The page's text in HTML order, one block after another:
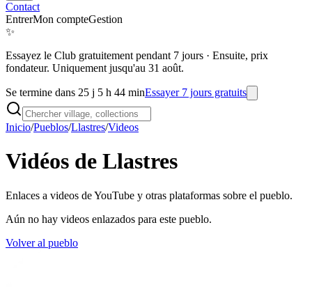
Contact
EntrerMon compteGestion
✨
Essayez le Club gratuitement pendant 7 jours · Ensuite, prix
fondateur. Uniquement jusqu'au 31 août.
Se termine dans 25 j 5 h 44 minEssayer 7 jours gratuits
Inicio/Pueblos/Llastres/Videos
Vidéos de Llastres
Enlaces a videos de YouTube y otras plataformas sobre el pueblo.
Aún no hay videos enlazados para este pueblo.
Volver al pueblo